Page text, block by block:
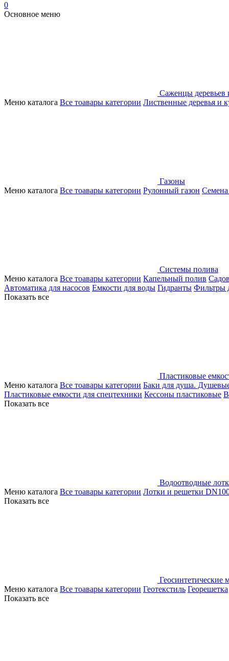
0
Основное меню
Саженцы деревьев
Меню каталога Все тоавары категории Лиственные деревья и
Газоны
Меню каталога Все тоавары категории Рулонный газон Семена
Системы полива
Меню каталога Все тоавары категории Капельный полив
Автоматика для насосов Емкости для воды Гидранты Фильтры
Показать все
Пластиковые
Меню каталога Все тоавары категории Баки для душа.
Пластиковые емкости для спецтехники Кессоны пластиковые
Показать все
Водоотводные
Меню каталога Все тоавары категории Лотки и решетки
Показать все
Геосинтетические
Меню каталога Все тоавары категории Геотекстиль Георешетка
Показать все